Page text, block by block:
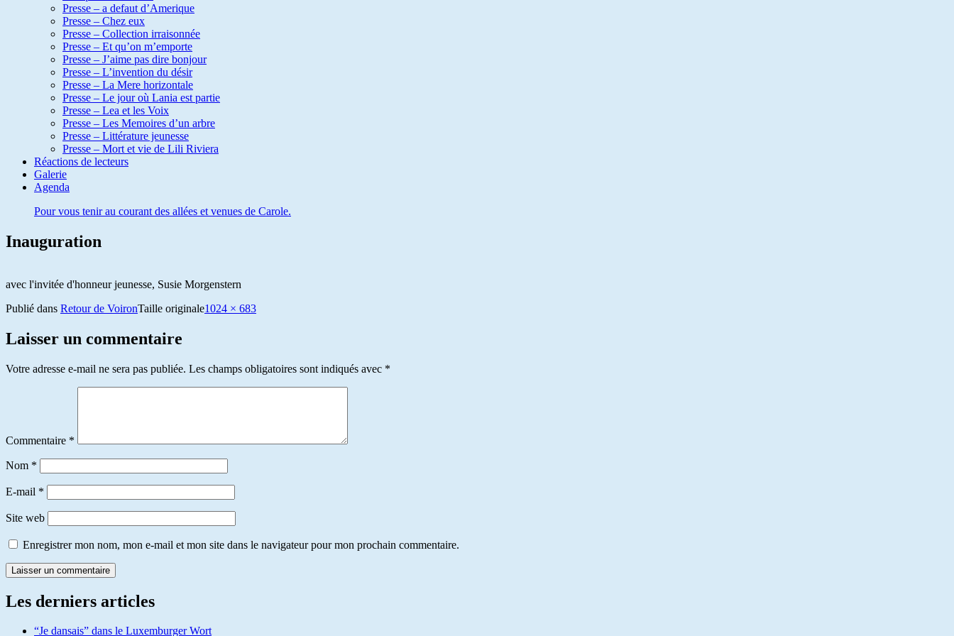
Presse – a defaut d’Amerique
Presse – Chez eux
Presse – Collection irraisonnée
Presse – Et qu’on m’emporte
Presse – J’aime pas dire bonjour
Presse – L’invention du désir
Presse – La Mere horizontale
Presse – Le jour où Lania est partie
Presse – Lea et les Voix
Presse – Les Memoires d’un arbre
Presse – Littérature jeunesse
Presse – Mort et vie de Lili Riviera
Réactions de lecteurs
Galerie
Agenda
Pour vous tenir au courant des allées et venues de Carole.
Inauguration
avec l'invitée d'honneur jeunesse, Susie Morgenstern
Publié dans Retour de VoironTaille originale1024 × 683
Laisser un commentaire
Votre adresse e-mail ne sera pas publiée. Les champs obligatoires sont indiqués avec *
Commentaire *
Nom *
E-mail *
Site web
Enregistrer mon nom, mon e-mail et mon site dans le navigateur pour mon prochain commentaire.
Les derniers articles
“Je dansais” dans le Luxemburger Wort